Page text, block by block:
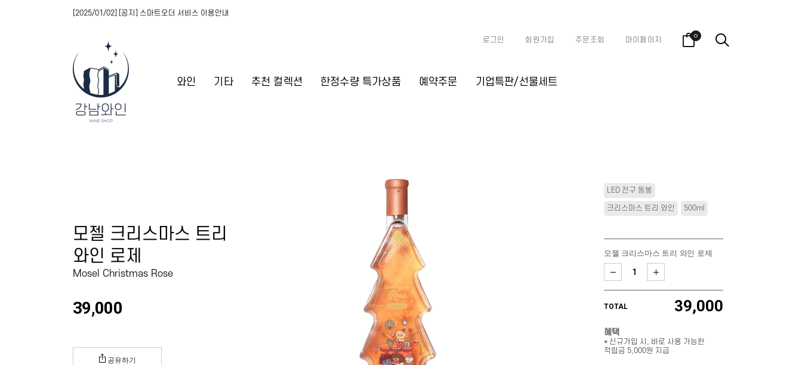
와인 기타 추천 컬렉션 한정수량 특가상품 예약주문 기업특판/선물세트
[2025/01/02] [공지] 스마트오더 서비스 이용안내
로그인 회원가입 주문조회 마이페이지 0
모젤 크리스마스 트리
와인 로제
Mosel Christmas Rose
39,000
공유하기
LED 전구 동봉
크리스마스 트리 와인 500ml
모젤 크리스마스 트리 와인 로제
TOTAL 39,000
혜택
* 신규가입 시, 바로 사용 가능한
적립금 5,000원 지급